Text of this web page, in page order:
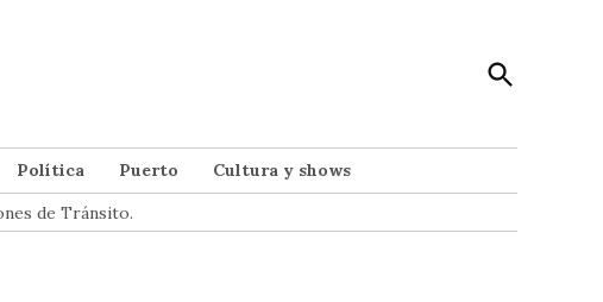
Open
Search
Política Puerto
Cultura y shows
de Tránsito.